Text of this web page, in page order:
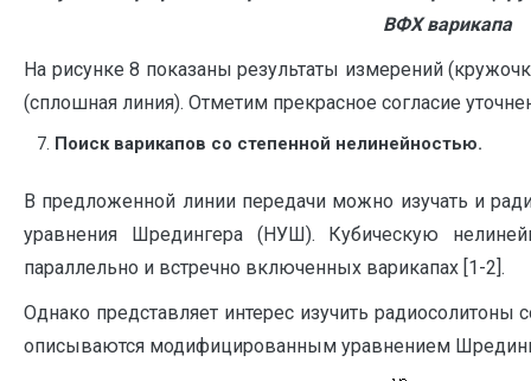
ВФХ варикапа
На рисунке 8 показаны результаты измерений
(сплошная линия). Отметим прекрасное согласие
Поиск варикапов со степенной нелинейностью.
В предложенной линии передачи можно изучать и
уравнения Шредингера (НУШ). Кубическую
параллельно и встречно включенных варикапах [1-2].
Однако представляет интерес изучить радиосолитоны
описываются модифицированным уравнением